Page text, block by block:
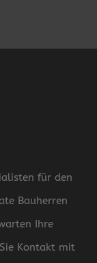
für den
Bauherren
Ihre
Kontakt mit